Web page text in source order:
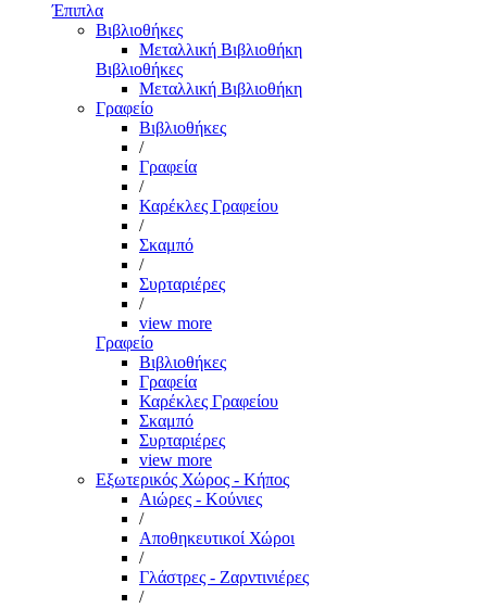
Έπιπλα
Βιβλιοθήκες
Μεταλλική Βιβλιοθήκη
Βιβλιοθήκες
Μεταλλική Βιβλιοθήκη
Γραφείο
Βιβλιοθήκες
/
Γραφεία
/
Καρέκλες Γραφείου
/
Σκαμπό
/
Συρταριέρες
/
view more
Γραφείο
Βιβλιοθήκες
Γραφεία
Καρέκλες Γραφείου
Σκαμπό
Συρταριέρες
view more
Εξωτερικός Χώρος - Κήπος
Αιώρες - Κούνιες
/
Αποθηκευτικοί Χώροι
/
Γλάστρες - Ζαρντινιέρες
/